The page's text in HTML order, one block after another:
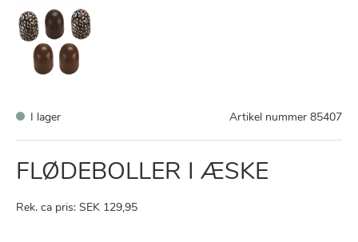
I lager Artikel nummer 85407
FLØDEBOLLER I ÆSKE
Rek. ca pris: SEK 129,95